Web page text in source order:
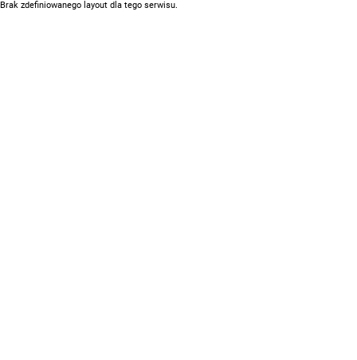
Brak zdefiniowanego layout dla tego serwisu.